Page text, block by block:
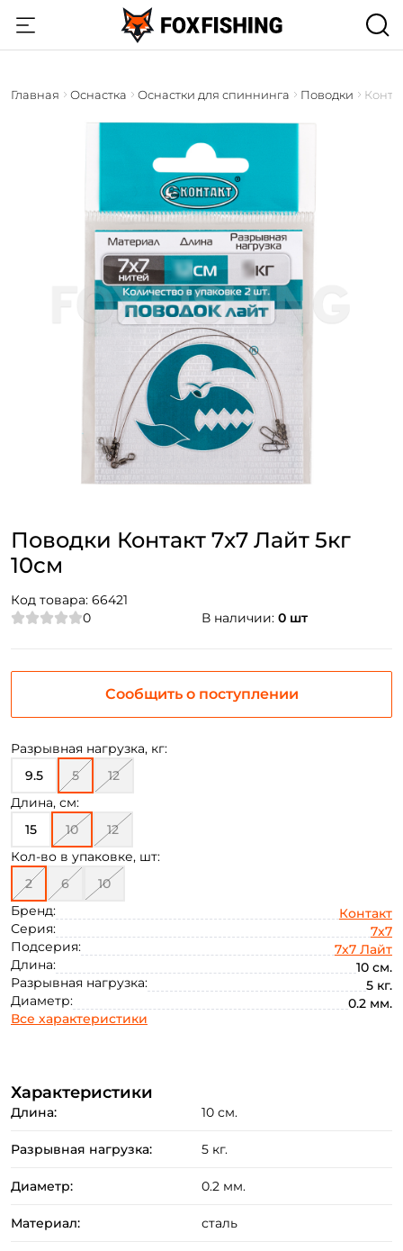
Главная Оснастка Оснастки для спиннинга Поводки
Поводки Контакт 7x7 Лайт 5кг
10см
Код товара: 66421
0
В наличии: 0 шт
Разрывная нагрузка, кг:
9.5
5
12
Длина, см:
15
10
12
Кол-во в упаковке, шт:
2
6
10
Бренд:
Контакт
Серия:
7x7
Подсерия:
7x7 Лайт
Длина:
10 см.
Разрывная нагрузка:
5 кг.
Диаметр:
0.2 мм.
Все характеристики
Сообщить о поступлении
Характеристики
Длина: 10 см.
Разрывная нагрузка: 5 кг.
Диаметр: 0.2 мм.
Материал: сталь
Создать аккаунт
ФИО: *
Номер телефона: *
Повторите пароль: *